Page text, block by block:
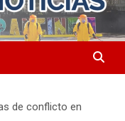
de conflicto en